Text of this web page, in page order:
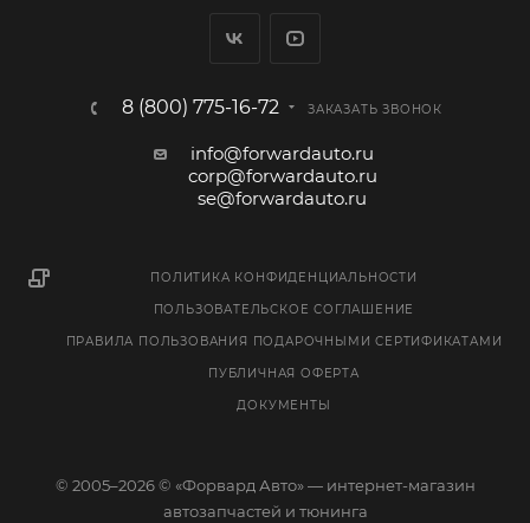
8 (800) 775-16-72 ЗАКАЗАТЬ ЗВОНОК
info@forwardauto.ru
corp@forwardauto.ru
se@forwardauto.ru
ПОЛИТИКА КОНФИДЕНЦИАЛЬНОСТИ
ПОЛЬЗОВАТЕЛЬСКОЕ СОГЛАШЕНИЕ
ПРАВИЛА ПОЛЬЗОВАНИЯ ПОДАРОЧНЫМИ СЕРТИФИКАТАМИ
ПУБЛИЧНАЯ ОФЕРТА
ДОКУМЕНТЫ
© 2005–2026 © «Форвард Авто» — интернет-магазин
автозапчастей и тюнинга